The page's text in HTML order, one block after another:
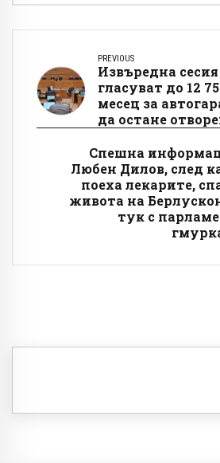
PREVIOUS
Извъредна
гласуват до 12
месец за
да остане
Спешна
Любен Дилов, след
поеха лекарите,
живота на
тук с